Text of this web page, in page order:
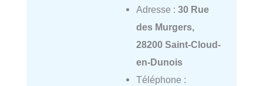
Adresse : 30 Rue
des Murgers,
28200 Saint-Cloud-
en-Dunois
Téléphone :